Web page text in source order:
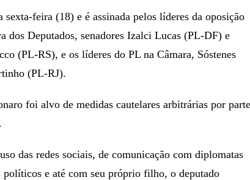
feira (18) e é assinada pelos líderes da oposição
dos Deputados, senadores Izalci Lucas (PL-DF) e
(PL-RS), e os líderes do PL na Câmara, Sóstenes
(PL-RJ).
foi alvo de medidas cautelares arbitrárias por parte
das redes sociais, de comunicação com diplomatas
e até com seu próprio filho, o deputado